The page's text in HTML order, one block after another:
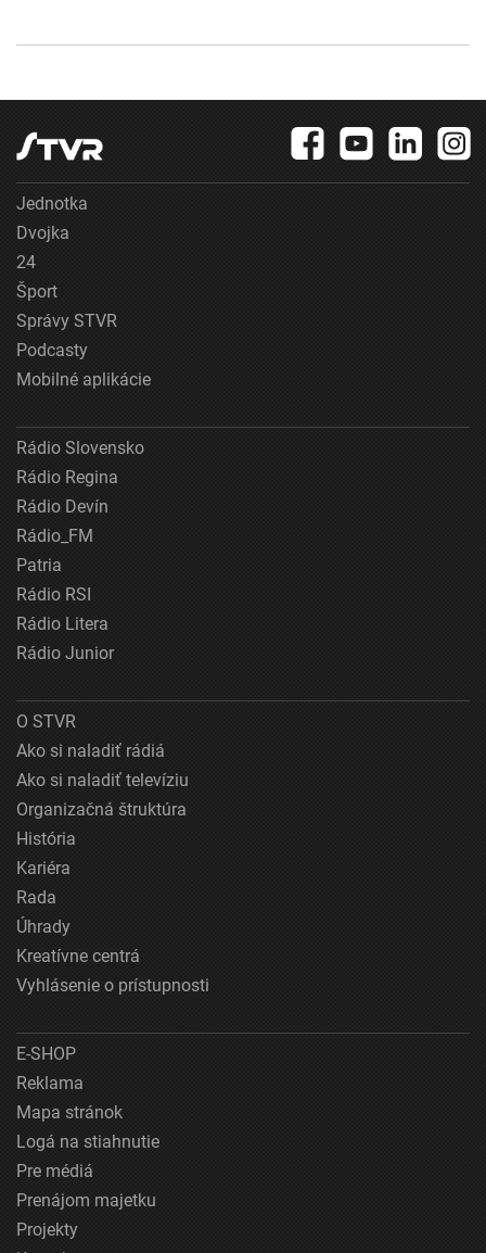
Jednotka
Dvojka
24
Šport
Správy STVR
Podcasty
Mobilné aplikácie
Rádio Slovensko
Rádio Regina
Rádio Devín
Rádio_FM
Patria
Rádio RSI
Rádio Litera
Rádio Junior
O STVR
Ako si naladiť rádiá
Ako si naladiť televíziu
Organizačná štruktúra
História
Kariéra
Rada
Úhrady
Kreatívne centrá
Vyhlásenie o prístupnosti
E-SHOP
Reklama
Mapa stránok
Logá na stiahnutie
Pre médiá
Prenájom majetku
Projekty